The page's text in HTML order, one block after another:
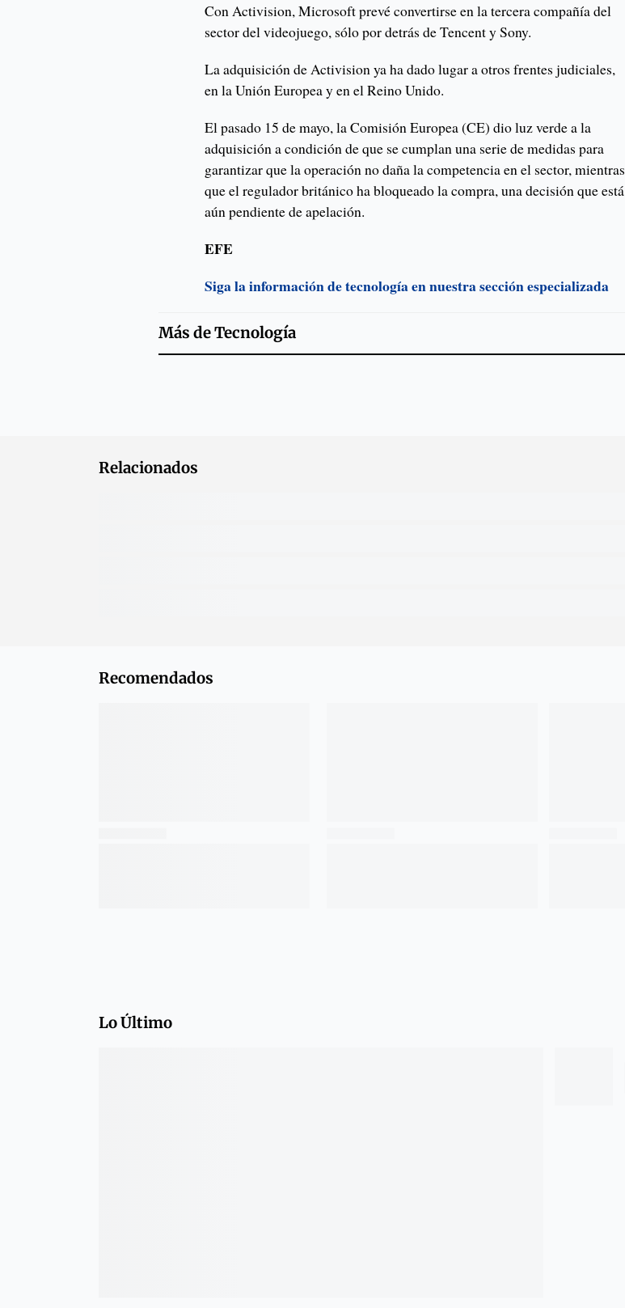
Con Activision, Microsoft prevé convertirse en la tercera compañía del
sector del videojuego, sólo por detrás de Tencent y Sony.
La adquisición de Activision ya ha dado lugar a otros frentes judiciales,
en la Unión Europea y en el Reino Unido.
El pasado 15 de mayo, la Comisión Europea (CE) dio luz verde a la
adquisición a condición de que se cumplan una serie de medidas para
garantizar que la operación no daña la competencia en el sector, mientras
que el regulador británico ha bloqueado la compra, una decisión que está
aún pendiente de apelación.
EFE
Siga la información de tecnología en nuestra sección especializada
Más deTecnología
Relacionados
Recomendados
Lo Último